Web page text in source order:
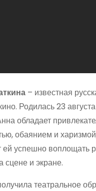
– известная
Родилась 23
обладает
обаянием и
ей успешно воплощать
сцене и экране.
театральное